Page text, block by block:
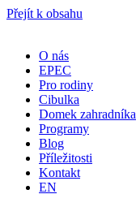
Přejít k obsahu
O nás
EPEC
Pro rodiny
Cibulka
Domek zahradníka
Programy
Blog
Příležitosti
Kontakt
EN